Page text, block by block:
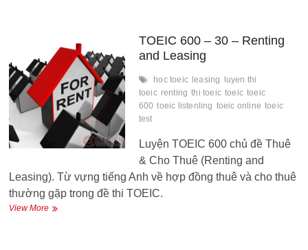
Restaurants
TOEIC 600 – 30 – Renting
and Leasing
hoc toeic leasing
luyen thi
toeic renting thi toeic toeic toeic
600 toeic listenling toeic online toeic
test
Luyện TOEIC 600 chủ đề Thuê
& Cho Thuê (Renting and
Leasing). Từ vựng tiếng Anh về hợp đồng thuê và cho thuê
thường gặp trong đề thi TOEIC.
View MoreTOEIC